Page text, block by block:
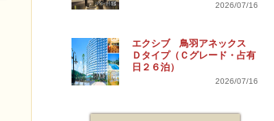
2026/07/16
エクシブ 鳥羽アネックス
Ｄタイプ（Ｃグレード・占有
日２６泊）
2026/07/16